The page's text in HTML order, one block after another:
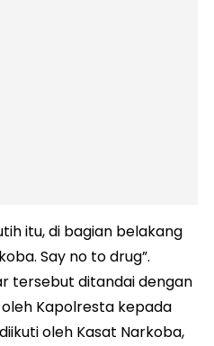
itu, di bagian belakang
Say no to drug”.
tersebut ditandai dengan
Kapolresta kepada
oleh Kasat Narkoba,